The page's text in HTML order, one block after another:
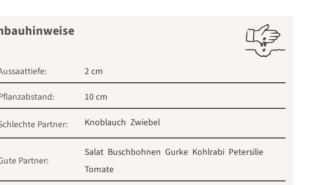
2 cm
10 cm
Partner: Knoblauch Zwiebel
Partner:
Salat Buschbohnen Gurke Kohlrabi Petersilie
Tomate